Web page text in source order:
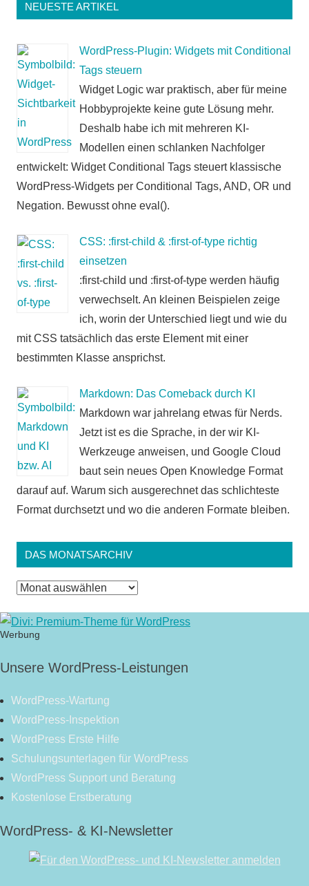
NEUESTE ARTIKEL
WordPress-Plugin: Widgets mit Conditional
Tags steuern
Widget Logic war praktisch, aber für meine
Hobbyprojekte keine gute Lösung mehr.
Deshalb habe ich mit mehreren KI-
Modellen einen schlanken Nachfolger
entwickelt: Widget Conditional Tags steuert klassische
WordPress-Widgets per Conditional Tags, AND, OR und
Negation. Bewusst ohne eval().
CSS: :first-child & :first-of-type richtig
einsetzen
:first-child und :first-of-type werden häufig
verwechselt. An kleinen Beispielen zeige
ich, worin der Unterschied liegt und wie du
mit CSS tatsächlich das erste Element mit einer
bestimmten Klasse ansprichst.
Markdown: Das Comeback durch KI
Markdown war jahrelang etwas für Nerds.
Jetzt ist es die Sprache, in der wir KI-
Werkzeuge anweisen, und Google Cloud
baut sein neues Open Knowledge Format
darauf auf. Warum sich ausgerechnet das schlichteste
Format durchsetzt und wo die anderen Formate bleiben.
DAS MONATSARCHIV
Das
Werbung
Unsere WordPress-Leistungen
WordPress-Wartung
WordPress-Inspektion
WordPress Erste Hilfe
Schulungsunterlagen für WordPress
WordPress Support und Beratung
Kostenlose Erstberatung
WordPress- & KI-Newsletter